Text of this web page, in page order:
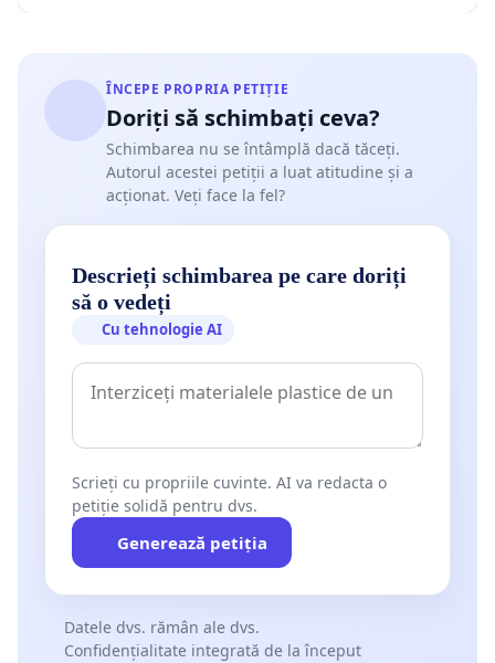
ÎNCEPE PROPRIA PETIȚIE
Doriți să schimbați ceva?
Schimbarea nu se întâmplă dacă tăceți.
Autorul acestei petiții a luat atitudine și a
acționat. Veți face la fel?
Descrieți schimbarea pe care doriți
să o vedeți
Cu tehnologie AI
Scrieți cu propriile cuvinte. AI va redacta o
petiție solidă pentru dvs.
Generează petiția
Datele dvs. rămân ale dvs.
Confidențialitate integrată de la început